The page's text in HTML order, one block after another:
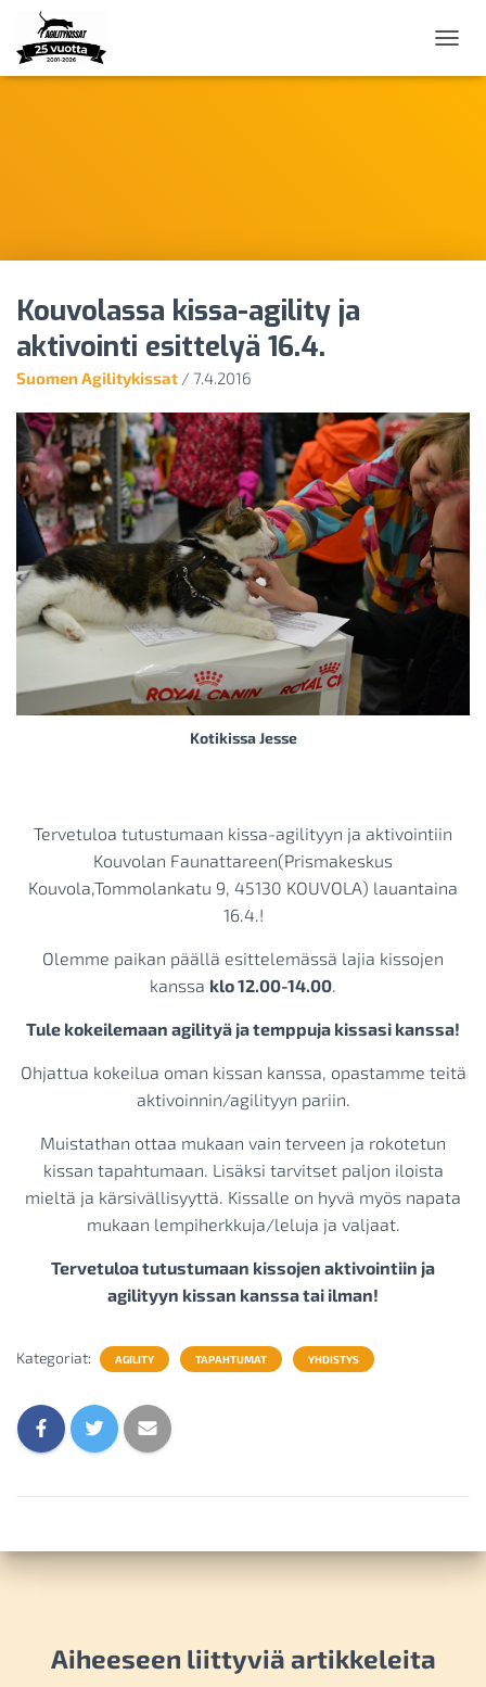
A
P
O
S
Kouvolassa kissa-agility ja
aktivointi esittelyä 16.4.
Suomen Agilitykissat / 7.4.2016
Kotikissa Jesse
Tervetuloa tutustumaan kissa-agilityyn ja aktivointiin
Kouvolan Faunattareen(Prismakeskus
Kouvola,Tommolankatu 9, 45130 KOUVOLA) lauantaina
16.4.!
Olemme paikan päällä esittelemässä lajia kissojen
kanssa klo 12.00-14.00.
Tule kokeilemaan agilityä ja temppuja kissasi kanssa!
Ohjattua kokeilua oman kissan kanssa, opastamme teitä
aktivoinnin/agilityyn pariin.
Muistathan ottaa mukaan vain terveen ja rokotetun
kissan tapahtumaan. Lisäksi tarvitset paljon iloista
mieltä ja kärsivällisyyttä. Kissalle on hyvä myös napata
mukaan lempiherkkuja/leluja ja valjaat.
Tervetuloa tutustumaan kissojen aktivointiin ja
agilityyn kissan kanssa tai ilman!
Kategoriat: AGILITY TAPAHTUMAT YHDISTYS
Aiheeseen liittyviä artikkeleita